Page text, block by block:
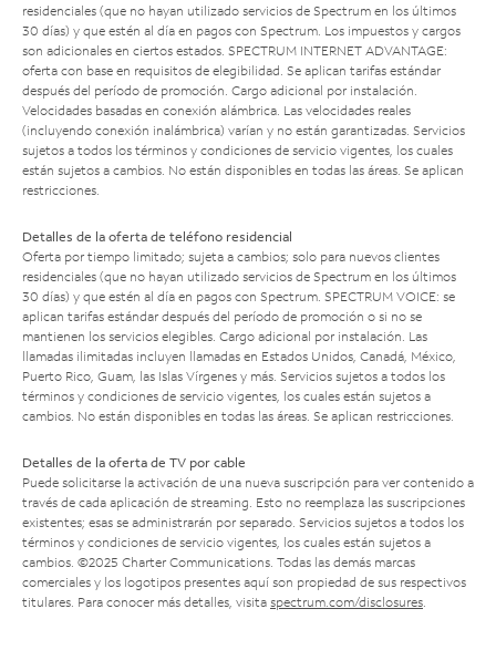
residenciales (que no hayan utilizado servicios de Spectrum en los últimos
30 días) y que estén al día en pagos con Spectrum. Los impuestos y cargos
son adicionales en ciertos estados. SPECTRUM INTERNET ADVANTAGE:
oferta con base en requisitos de elegibilidad. Se aplican tarifas estándar
después del período de promoción. Cargo adicional por instalación.
Velocidades basadas en conexión alámbrica. Las velocidades reales
(incluyendo conexión inalámbrica) varían y no están garantizadas. Servicios
sujetos a todos los términos y condiciones de servicio vigentes, los cuales
están sujetos a cambios. No están disponibles en todas las áreas. Se aplican
restricciones.
Detalles de la oferta de teléfono residencial
Oferta por tiempo limitado; sujeta a cambios; solo para nuevos clientes
residenciales (que no hayan utilizado servicios de Spectrum en los últimos
30 días) y que estén al día en pagos con Spectrum. SPECTRUM VOICE: se
aplican tarifas estándar después del período de promoción o si no se
mantienen los servicios elegibles. Cargo adicional por instalación. Las
llamadas ilimitadas incluyen llamadas en Estados Unidos, Canadá, México,
Puerto Rico, Guam, las Islas Vírgenes y más. Servicios sujetos a todos los
términos y condiciones de servicio vigentes, los cuales están sujetos a
cambios. No están disponibles en todas las áreas. Se aplican restricciones.
Detalles de la oferta de TV por cable
Puede solicitarse la activación de una nueva suscripción para ver contenido a
través de cada aplicación de streaming. Esto no reemplaza las suscripciones
existentes; esas se administrarán por separado. Servicios sujetos a todos los
términos y condiciones de servicio vigentes, los cuales están sujetos a
cambios. ©2025 Charter Communications. Todas las demás marcas
comerciales y los logotipos presentes aquí son propiedad de sus respectivos
titulares. Para conocer más detalles, visita spectrum.com/disclosures